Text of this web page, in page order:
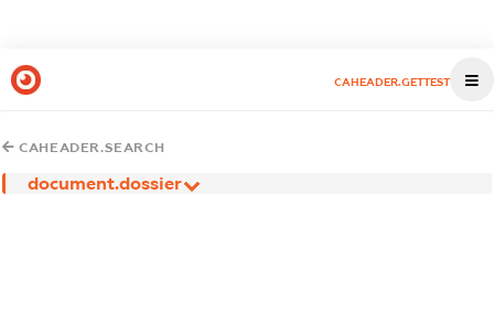
CAHEADER.GETTEST
CAHEADER.SEARCH
document.dossier